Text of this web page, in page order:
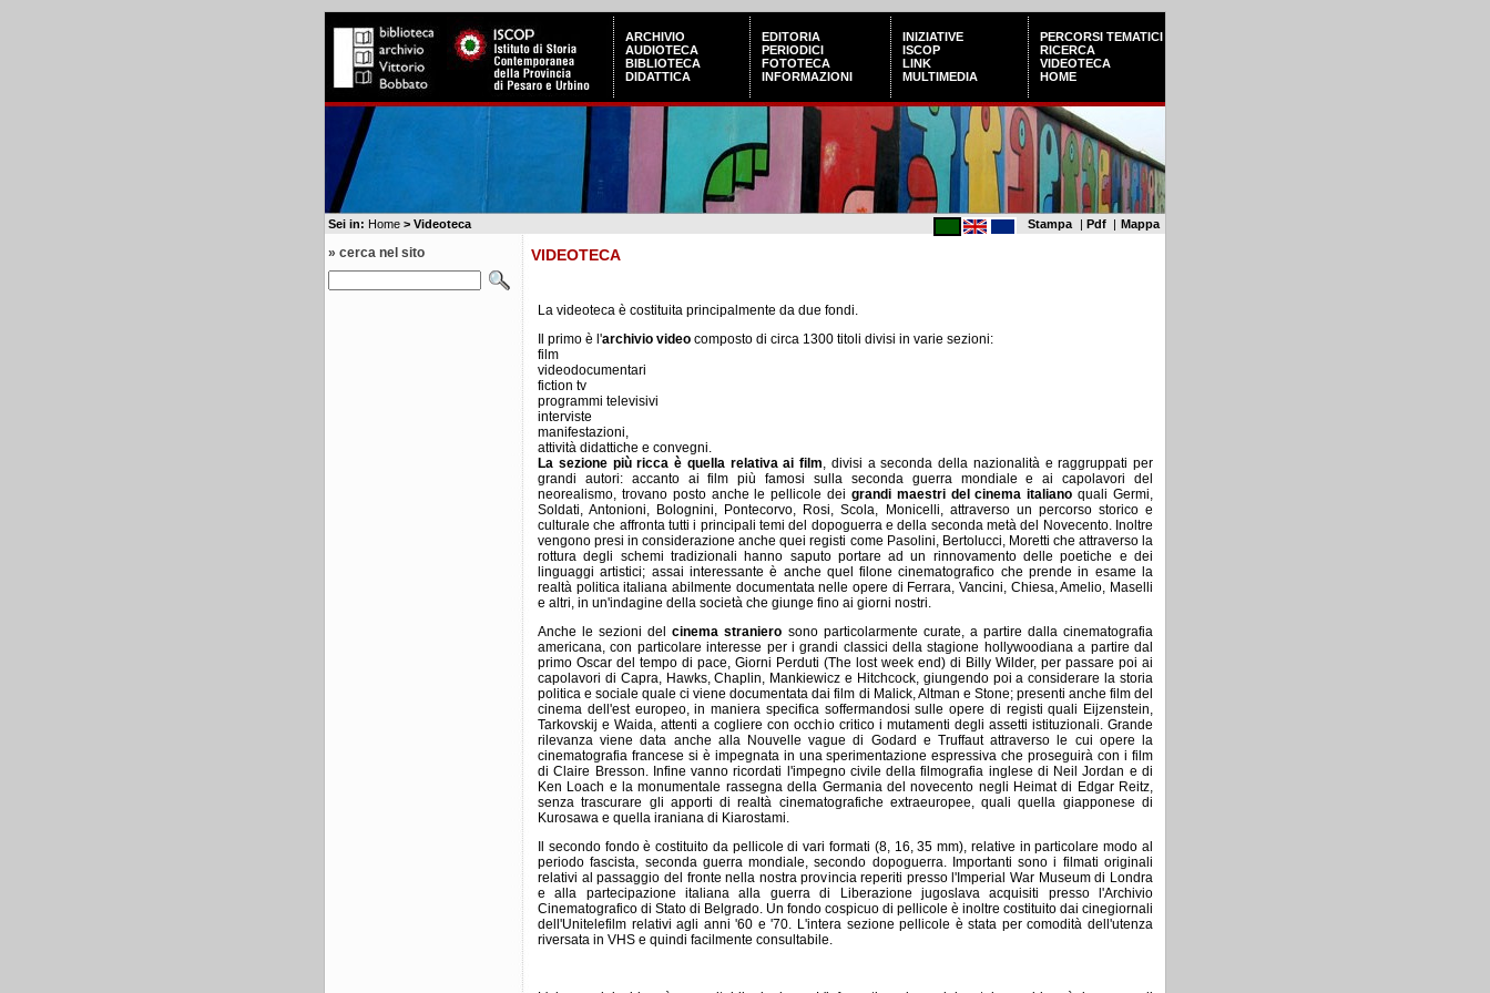
ARCHIVIO
AUDIOTECA
BIBLIOTECA
DIDATTICA
EDITORIA
PERIODICI
FOTOTECA
INFORMAZIONI
INIZIATIVE
ISCOP
LINK
MULTIMEDIA
PERCORSI TEMATICI
RICERCA
VIDEOTECA
HOME
Mappa
|
Pdf
|
Stampa
Sei in: Home > Videoteca
» cerca nel sito VIDEOTECA
La videoteca è costituita principalmente da due fondi.
Il primo è l'archivio video composto di circa 1300 titoli divisi in varie sezioni:
film
videodocumentari
fiction tv
programmi televisivi
interviste
manifestazioni,
attività didattiche e convegni.
La sezione più ricca è quella relativa ai film, divisi a seconda della nazionalità e raggruppati per
grandi autori: accanto ai film più famosi sulla seconda guerra mondiale e ai capolavori del
neorealismo, trovano posto anche le pellicole dei grandi maestri del cinema italianoquali Germi,
Soldati, Antonioni, Bolognini, Pontecorvo, Rosi, Scola, Monicelli, attraverso un percorso storico e
culturale che affronta tutti i principali temi del dopoguerra e della seconda metà del Novecento. Inoltre
vengono presi in considerazione anche quei registi come Pasolini, Bertolucci, Moretti che attraverso la
rottura degli schemi tradizionali hanno saputo portare ad un rinnovamento delle poetiche e dei
linguaggi artistici; assai interessante è anche quel filone cinematografico che prende in esame la
realtà politica italiana abilmente documentata nelle opere di Ferrara, Vancini, Chiesa, Amelio, Maselli
e altri, in un'indagine della società che giunge fino ai giorni nostri.
Anche le sezioni delcinema straniero sono particolarmente curate, a partire dalla cinematografia
americana, con particolare interesse per i grandi classici della stagione hollywoodiana a partire dal
primo Oscar del tempo di pace, Giorni Perduti (The lost week end) di Billy Wilder, per passare poi ai
capolavori di Capra, Hawks, Chaplin, Mankiewicz e Hitchcock, giungendo poi a considerare la storia
politica e sociale quale ci viene documentata dai film di Malick, Altman e Stone; presenti anche film del
cinema dell'est europeo, in maniera specifica soffermandosi sulle opere di registi quali Eijzenstein,
Tarkovskij e Waida, attenti a cogliere con occhio critico i mutamenti degli assetti istituzionali. Grande
rilevanza viene data anche alla Nouvelle vague di Godard e Truffaut attraverso le cui opere la
cinematografia francese si è impegnata in una sperimentazione espressiva che proseguirà con i film
di Claire Bresson. Infine vanno ricordati l'impegno civile della filmografia inglese di Neil Jordan e di
Ken Loach e la monumentale rassegna della Germania del novecento negli Heimat di Edgar Reitz,
senza trascurare gli apporti di realtà cinematografiche extraeuropee, quali quella giapponese di
Kurosawa e quella iraniana di Kiarostami.
Il secondo fondo è costituito da pellicole di vari formati (8, 16, 35 mm), relative in particolare modo al
periodo fascista, seconda guerra mondiale, secondo dopoguerra. Importanti sono i filmati originali
relativi al passaggio del fronte nella nostra provincia reperiti presso l'Imperial War Museum di Londra
e alla partecipazione italiana alla guerra di Liberazione jugoslava acquisiti presso l'Archivio
Cinematografico di Stato di Belgrado. Un fondo cospicuo di pellicole è inoltre costituito dai cinegiornali
dell'Unitelefilm relativi agli anni '60 e '70. L'intera sezione pellicole è stata per comodità dell'utenza
riversata in VHS e quindi facilmente consultabile.